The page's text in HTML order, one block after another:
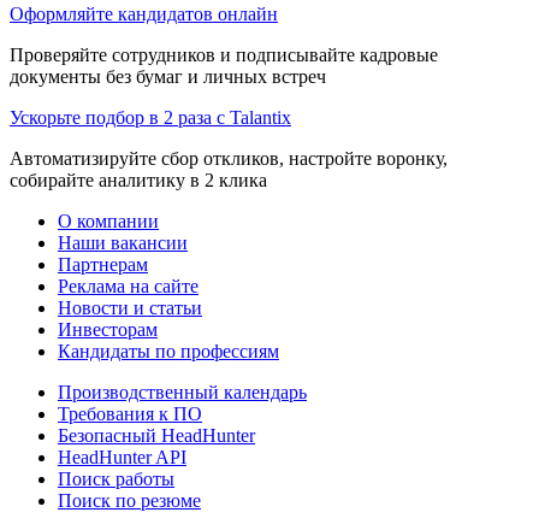
Оформляйте кандидатов онлайн
Проверяйте сотрудников и подписывайте кадровые
документы без бумаг и личных встреч
Ускорьте подбор в 2 раза с Talantix
Автоматизируйте сбор откликов, настройте воронку,
собирайте аналитику в 2 клика
О компании
Наши вакансии
Партнерам
Реклама на сайте
Новости и статьи
Инвесторам
Кандидаты по профессиям
Производственный календарь
Требования к ПО
Безопасный HeadHunter
HeadHunter API
Поиск работы
Поиск по резюме